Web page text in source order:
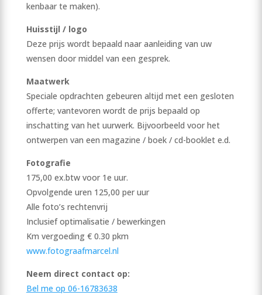
kenbaar te maken).
Huisstijl / logo
Deze prijs wordt bepaald naar aanleiding van uw
wensen door middel van een gesprek.
Maatwerk
Speciale opdrachten gebeuren altijd met een gesloten
offerte; vantevoren wordt de prijs bepaald op
inschatting van het uurwerk. Bijvoorbeeld voor het
ontwerpen van een magazine / boek / cd-booklet e.d.
Fotografie
175,00 ex.btw voor 1e uur.
Opvolgende uren 125,00 per uur
Alle foto’s rechtenvrij
Inclusief optimalisatie / bewerkingen
Km vergoeding € 0.30 pkm
www.fotograafmarcel.nl
Neem direct contact op:
Bel me op 06-16783638